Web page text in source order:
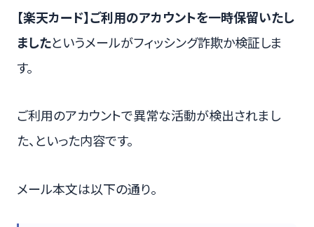
【楽天カード】ご利用のアカウントを一時保留いたし
ましたというメールがフィッシング詐欺か検証しま
す。
ご利用のアカウントで異常な活動が検出されまし
た、といった内容です。
メール本文は以下の通り。